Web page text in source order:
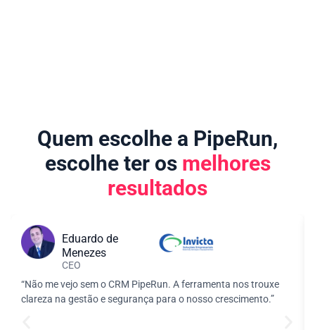
Quem escolhe a PipeRun,
escolhe ter os melhores
resultados
Eduardo de
Menezes
CEO
“Não me vejo sem o CRM PipeRun. A ferramenta nos trouxe
clareza na gestão e segurança para o nosso crescimento.”